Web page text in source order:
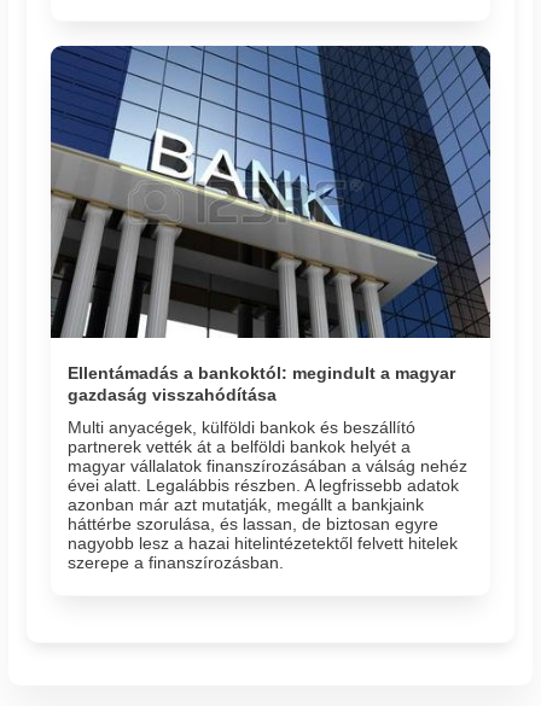
Ellentámadás a bankoktól: megindult a magyar
gazdaság visszahódítása
Multi anyacégek, külföldi bankok és beszállító
partnerek vették át a belföldi bankok helyét a
magyar vállalatok finanszírozásában a válság nehéz
évei alatt. Legalábbis részben. A legfrissebb adatok
azonban már azt mutatják, megállt a bankjaink
háttérbe szorulása, és lassan, de biztosan egyre
nagyobb lesz a hazai hitelintézetektől felvett hitelek
szerepe a finanszírozásban.